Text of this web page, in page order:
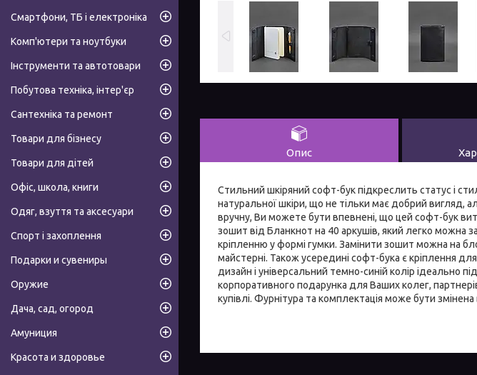
Опис
Стильний шкіряний софт-бук підкреслить статус і
натуральної шкіри, що не тільки має добрий вигляд,
вручну, Ви можете бути впевнені, що цей софт-бук
зошит від Бланкнот на 40 аркушів, який легко можна
кріпленню у формі гумки. Замінити зошит можна на
майстерні. Також усередині софт-бука є кріплення
дизайн і універсальний темно-синій колір ідеально
корпоративного подарунка для Ваших колег,
купівлі. Фурнітура та комплектація може бути
Смартфони, ТБ і електроніка
Комп'ютери та ноутбуки
Інструменти та автотовари
Побутова техніка, інтер'єр
Сантехніка та ремонт
Товари для бізнесу
Товари для дітей
Офіс, школа, книги
Одяг, взуття та аксесуари
Спорт і захоплення
Подарки и сувениры
Оружие
Дача, сад, огород
Амуниция
Красота и здоровье